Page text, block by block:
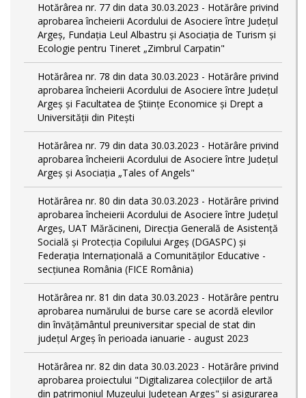
Hotărârea nr. 77 din data 30.03.2023 - Hotărâre privind
aprobarea încheierii Acordului de Asociere între Județul
Argeș, Fundația Leul Albastru și Asociația de Turism și
Ecologie pentru Tineret „Zimbrul Carpatin"
Hotărârea nr. 78 din data 30.03.2023 - Hotărâre privind
aprobarea încheierii Acordului de Asociere între Județul
Argeș și Facultatea de Științe Economice și Drept a
Universității din Pitești
Hotărârea nr. 79 din data 30.03.2023 - Hotărâre privind
aprobarea încheierii Acordului de Asociere între Județul
Argeș și Asociația „Tales of Angels"
Hotărârea nr. 80 din data 30.03.2023 - Hotărâre privind
aprobarea încheierii Acordului de Asociere între Județul
Argeș, UAT Mărăcineni, Direcția Generală de Asistență
Socială și Protecția Copilului Argeș (DGASPC) și
Federația Internațională a Comunităților Educative -
secțiunea România (FICE România)
Hotărârea nr. 81 din data 30.03.2023 - Hotărâre pentru
aprobarea numărului de burse care se acordă elevilor
din învățământul preuniversitar special de stat din
județul Argeș în perioada ianuarie - august 2023
Hotărârea nr. 82 din data 30.03.2023 - Hotărâre privind
aprobarea proiectului "Digitalizarea colecțiilor de artă
din patrimoniul Muzeului Județean Argeș" și asigurarea